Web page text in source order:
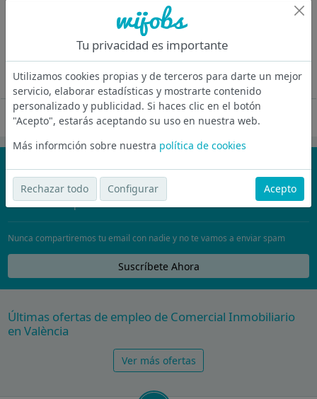
Departamento de alquileres – Valencia En Spaces&Places
Exclusive Property S.L. buscamos personas que quieran asumir
responsabilidad por sus resultados y construir relaciones
reales con los clientes. No buscamos administrativos.
Buscamos personas que...
Ver más
Oferta desactivada
¡No te pierdas nada!
Únete a la comunidad de wijobs y recibe por email las mejores
ofertas de empleo
Nunca compartiremos tu email con nadie y no te vamos a enviar spam
Suscríbete Ahora
Últimas ofertas de empleo de Comercial Inmobiliario
en València
Ver más ofertas
Tu privacidad es importante
Utilizamos cookies propias y de terceros para darte un mejor
servicio, elaborar estadísticas y mostrarte contenido
personalizado y publicidad. Si haces clic en el botón
"Acepto", estarás aceptando su uso en nuestra web.
Más informción sobre nuestra política de cookies
Rechazar todo Configurar Acepto